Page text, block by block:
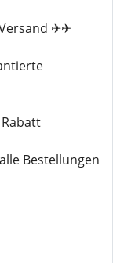
✈✈
Bestellungen